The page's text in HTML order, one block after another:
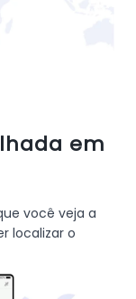
em
você veja a
localizar o